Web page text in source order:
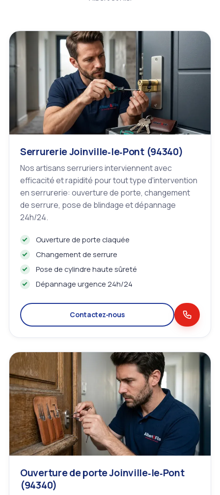
Serrurerie Joinville‑le‑Pont (94340)
Nos artisans serruriers interviennent avec
efficacité et rapidité pour tout type d'intervention
en serrurerie: ouverture de porte, changement
de serrure, pose de blindage et dépannage
24h/24.
Ouverture de porte claquée
Changement de serrure
Pose de cylindre haute sûreté
Dépannage urgence 24h/24
Contactez‑nous
Ouverture de porte Joinville‑le‑Pont
(94340)